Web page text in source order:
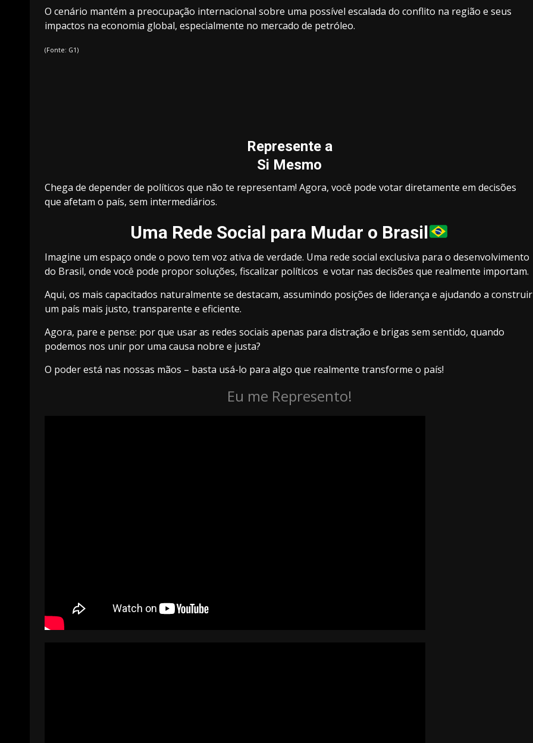
O cenário mantém a preocupação internacional sobre uma possível escalada do conflito na região e seus
impactos na economia global, especialmente no mercado de petróleo.
(Fonte: G1)
Represente a
Si Mesmo
Chega de depender de políticos que não te representam! Agora, você pode votar diretamente em decisões
que afetam o país, sem intermediários.
Uma Rede Social para Mudar o Brasil
Imagine um espaço onde o povo tem voz ativa de verdade. Uma rede social exclusiva para o desenvolvimento
do Brasil, onde você pode propor soluções, fiscalizar políticos e votar nas decisões que realmente importam.
Aqui, os mais capacitados naturalmente se destacam, assumindo posições de liderança e ajudando a construir
um país mais justo, transparente e eficiente.
Agora, pare e pense: por que usar as redes sociais apenas para distração e brigas sem sentido, quando
podemos nos unir por uma causa nobre e justa?
O poder está nas nossas mãos – basta usá-lo para algo que realmente transforme o país!
Eu me Represento!